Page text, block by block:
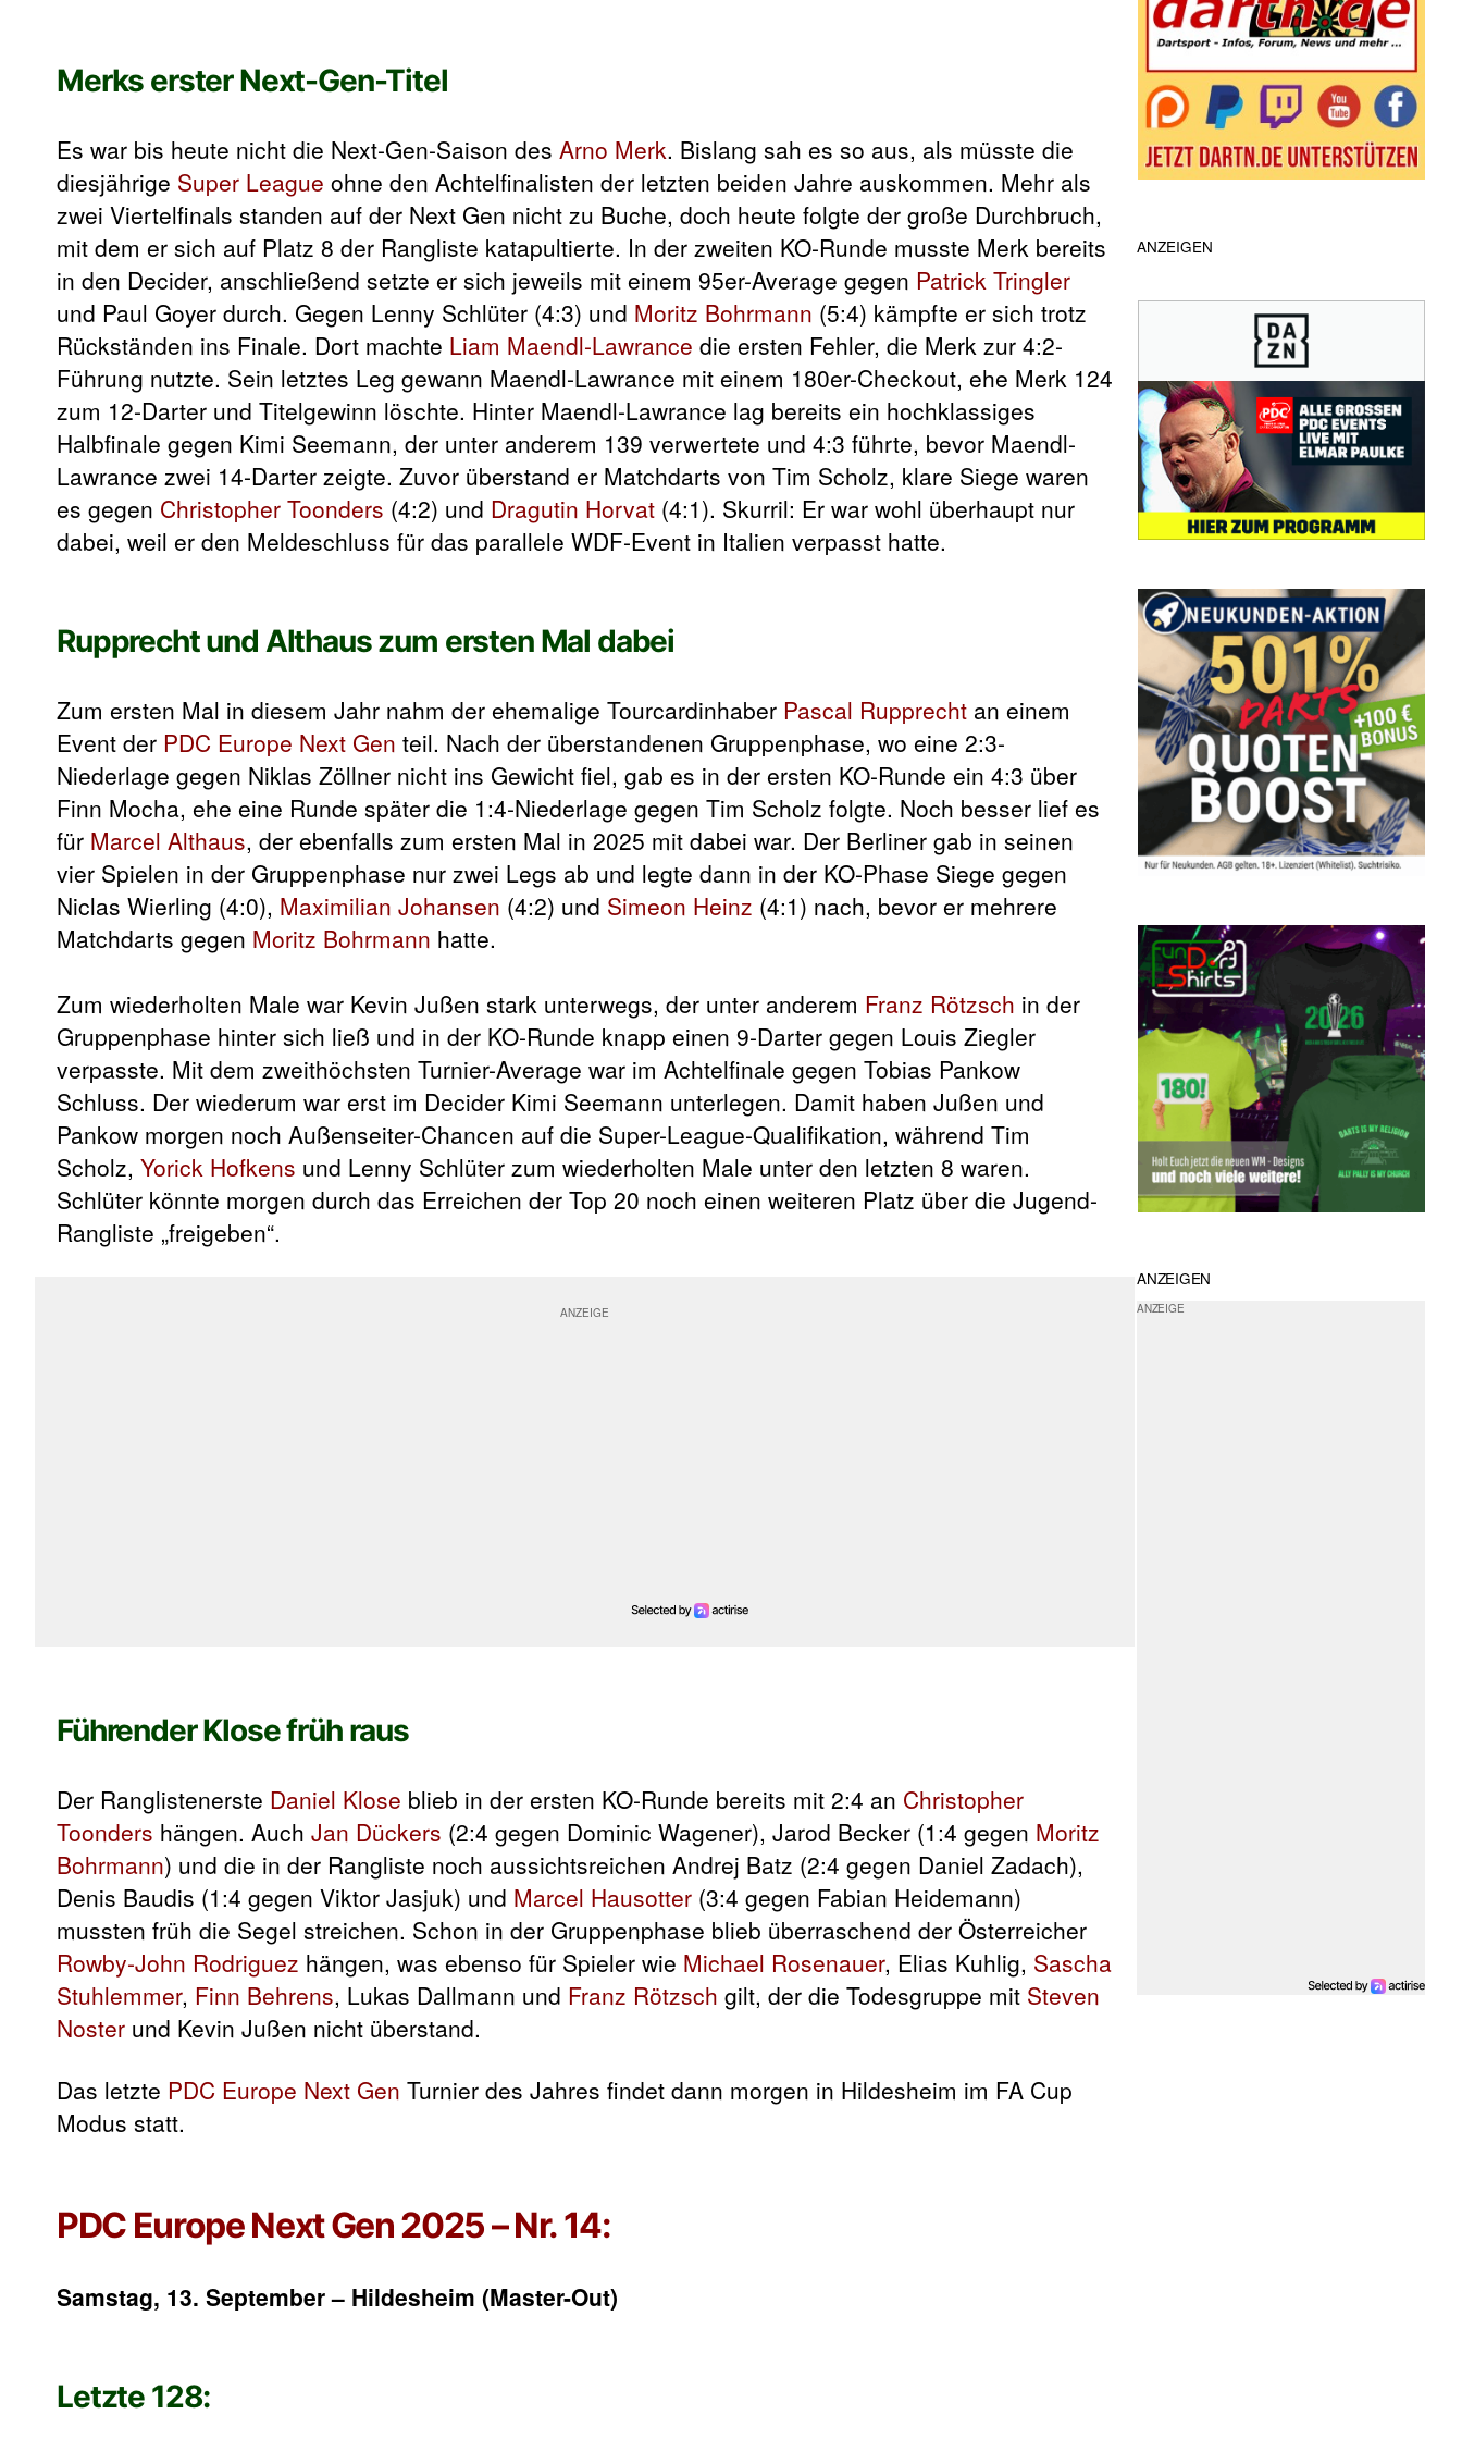
Merks erster Next-Gen-Titel
Es war bis heute nicht die Next-Gen-Saison des Arno Merk. Bislang sah es so aus, als müsste die
diesjährige Super League ohne den Achtelfinalisten der letzten beiden Jahre auskommen. Mehr als
zwei Viertelfinals standen auf der Next Gen nicht zu Buche, doch heute folgte der große Durchbruch,
mit dem er sich auf Platz 8 der Rangliste katapultierte. In der zweiten KO-Runde musste Merk bereits
in den Decider, anschließend setzte er sich jeweils mit einem 95er-Average gegen Patrick Tringler
und Paul Goyer durch. Gegen Lenny Schlüter (4:3) und Moritz Bohrmann (5:4) kämpfte er sich trotz
Rückständen ins Finale. Dort machte Liam Maendl-Lawrance die ersten Fehler, die Merk zur 4:2-
Führung nutzte. Sein letztes Leg gewann Maendl-Lawrance mit einem 180er-Checkout, ehe Merk 124
zum 12-Darter und Titelgewinn löschte. Hinter Maendl-Lawrance lag bereits ein hochklassiges
Halbfinale gegen Kimi Seemann, der unter anderem 139 verwertete und 4:3 führte, bevor Maendl-
Lawrance zwei 14-Darter zeigte. Zuvor überstand er Matchdarts von Tim Scholz, klare Siege waren
es gegen Christopher Toonders (4:2) und Dragutin Horvat (4:1). Skurril: Er war wohl überhaupt nur
dabei, weil er den Meldeschluss für das parallele WDF-Event in Italien verpasst hatte.
Rupprecht und Althaus zum ersten Mal dabei
Zum ersten Mal in diesem Jahr nahm der ehemalige Tourcardinhaber Pascal Rupprecht an einem
Event der PDC Europe Next Gen teil. Nach der überstandenen Gruppenphase, wo eine 2:3-
Niederlage gegen Niklas Zöllner nicht ins Gewicht fiel, gab es in der ersten KO-Runde ein 4:3 über
Finn Mocha, ehe eine Runde später die 1:4-Niederlage gegen Tim Scholz folgte. Noch besser lief es
für Marcel Althaus, der ebenfalls zum ersten Mal in 2025 mit dabei war. Der Berliner gab in seinen
vier Spielen in der Gruppenphase nur zwei Legs ab und legte dann in der KO-Phase Siege gegen
Niclas Wierling (4:0), Maximilian Johansen (4:2) und Simeon Heinz (4:1) nach, bevor er mehrere
Matchdarts gegen Moritz Bohrmann hatte.
Zum wiederholten Male war Kevin Jußen stark unterwegs, der unter anderem Franz Rötzsch in der
Gruppenphase hinter sich ließ und in der KO-Runde knapp einen 9-Darter gegen Louis Ziegler
verpasste. Mit dem zweithöchsten Turnier-Average war im Achtelfinale gegen Tobias Pankow
Schluss. Der wiederum war erst im Decider Kimi Seemann unterlegen. Damit haben Jußen und
Pankow morgen noch Außenseiter-Chancen auf die Super-League-Qualifikation, während Tim
Scholz, Yorick Hofkens und Lenny Schlüter zum wiederholten Male unter den letzten 8 waren.
Schlüter könnte morgen durch das Erreichen der Top 20 noch einen weiteren Platz über die Jugend-
Rangliste „freigeben“.
Führender Klose früh raus
Der Ranglistenerste Daniel Klose blieb in der ersten KO-Runde bereits mit 2:4 an Christopher
Toonders hängen. Auch Jan Dückers (2:4 gegen Dominic Wagener), Jarod Becker (1:4 gegen Moritz
Bohrmann) und die in der Rangliste noch aussichtsreichen Andrej Batz (2:4 gegen Daniel Zadach),
Denis Baudis (1:4 gegen Viktor Jasjuk) und Marcel Hausotter (3:4 gegen Fabian Heidemann)
mussten früh die Segel streichen. Schon in der Gruppenphase blieb überraschend der Österreicher
Rowby-John Rodriguez hängen, was ebenso für Spieler wie Michael Rosenauer, Elias Kuhlig, Sascha
Stuhlemmer, Finn Behrens, Lukas Dallmann und Franz Rötzsch gilt, der die Todesgruppe mit Steven
Noster und Kevin Jußen nicht überstand.
Das letzte PDC Europe Next Gen Turnier des Jahres findet dann morgen in Hildesheim im FA Cup
Modus statt.
PDC Europe Next Gen 2025 – Nr. 14:
Samstag, 13. September – Hildesheim (Master-Out)
Letzte 128:
ANZEIGEN
ANZEIGEN